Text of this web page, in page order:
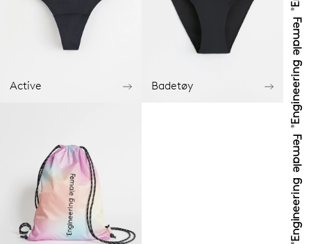
Active Badetøy